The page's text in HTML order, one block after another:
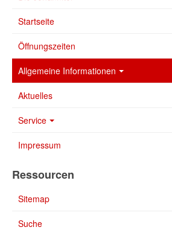
Startseite
Öffnungszeiten
Allgemeine Informationen
Aktuelles
Service
Impressum
Ressourcen
Sitemap
Suche